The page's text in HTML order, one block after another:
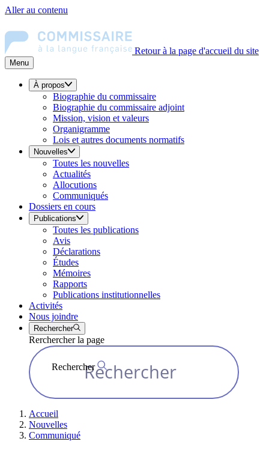
Aller au contenu
Retour à la page d'accueil du site
Menu
À propos
Biographie du commissaire
Biographie du commissaire adjoint
Mission, vision et valeurs
Organigramme
Lois et autres documents normatifs
Nouvelles
Toutes les nouvelles
Actualités
Allocutions
Communiqués
Dossiers en cours
Publications
Toutes les publications
Avis
Déclarations
Études
Mémoires
Rapports
Publications institutionnelles
Activités
Nous joindre
Rechercher
Rerchercher la page
Rechercher
Accueil
Nouvelles
Communiqué